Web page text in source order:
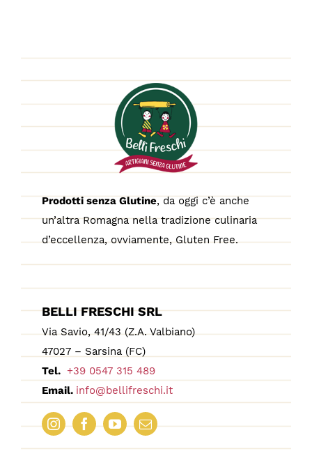
Prodotti senza Glutine, da oggi c’è anche
un’altra Romagna nella tradizione culinaria
d’eccellenza, ovviamente, Gluten Free.
BELLI FRESCHI SRL
Via Savio, 41/43 (Z.A. Valbiano)
47027 – Sarsina (FC)
Tel. +39 0547 315 489
Email. info@bellifreschi.it